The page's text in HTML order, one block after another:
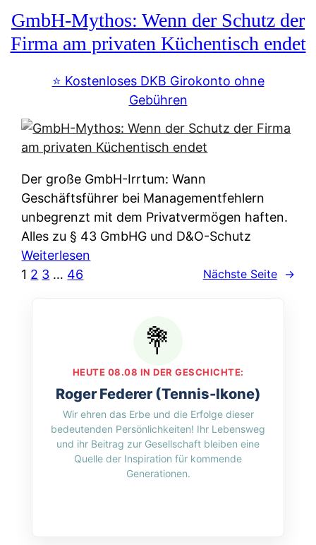
W
e
r
s
i
c
h
e
t
n
w
i
r
e
u
d
n
w
l
c
h
e
n
r
n
f
u
n
t
e
u
e
r
k
l
ä
u
&
O
n
l
GmbH-Mythos: Wenn der Schutz der
Firma am privaten Küchentisch endet
⭐️ Kostenloses DKB Girokonto ohne
Gebühren
Der große GmbH-Irrtum: Wann
Geschäftsführer bei Managementfehlern
unbegrenzt mit dem Privatvermögen haften.
Alles zu § 43 GmbHG und D&O-Schutz
Weiterlesen
M
y
h
o
s
1 2 3 … 46 Nächste Seite →
HEUTE 08.08 IN DER GESCHICHTE:
Roger Federer (Tennis-Ikone)
Wir ehren das Erbe und die Erfolge dieser
bedeutenden Persönlichkeiten! Ihr Lebensweg
und ihr Beitrag zur Gesellschaft bleiben eine
Quelle der Inspiration für kommende
Generationen.